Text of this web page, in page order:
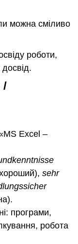
можна сміливо
роботи,
/
Excel –
sehr
програми,
робота